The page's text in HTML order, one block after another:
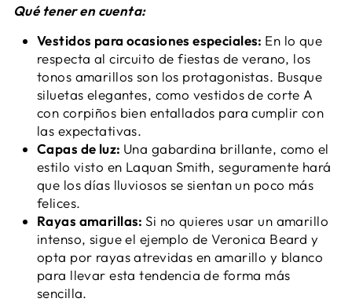
Qué tener en cuenta:
Vestidos para ocasiones especiales: En lo que
respecta al circuito de fiestas de verano, los
tonos amarillos son los protagonistas. Busque
siluetas elegantes, como vestidos de corte A
con corpiños bien entallados para cumplir con
las expectativas.
Capas de luz: Una gabardina brillante, como el
estilo visto en Laquan Smith, seguramente hará
que los días lluviosos se sientan un poco más
felices.
Rayas amarillas: Si no quieres usar un amarillo
intenso, sigue el ejemplo de Veronica Beard y
opta por rayas atrevidas en amarillo y blanco
para llevar esta tendencia de forma más
sencilla.